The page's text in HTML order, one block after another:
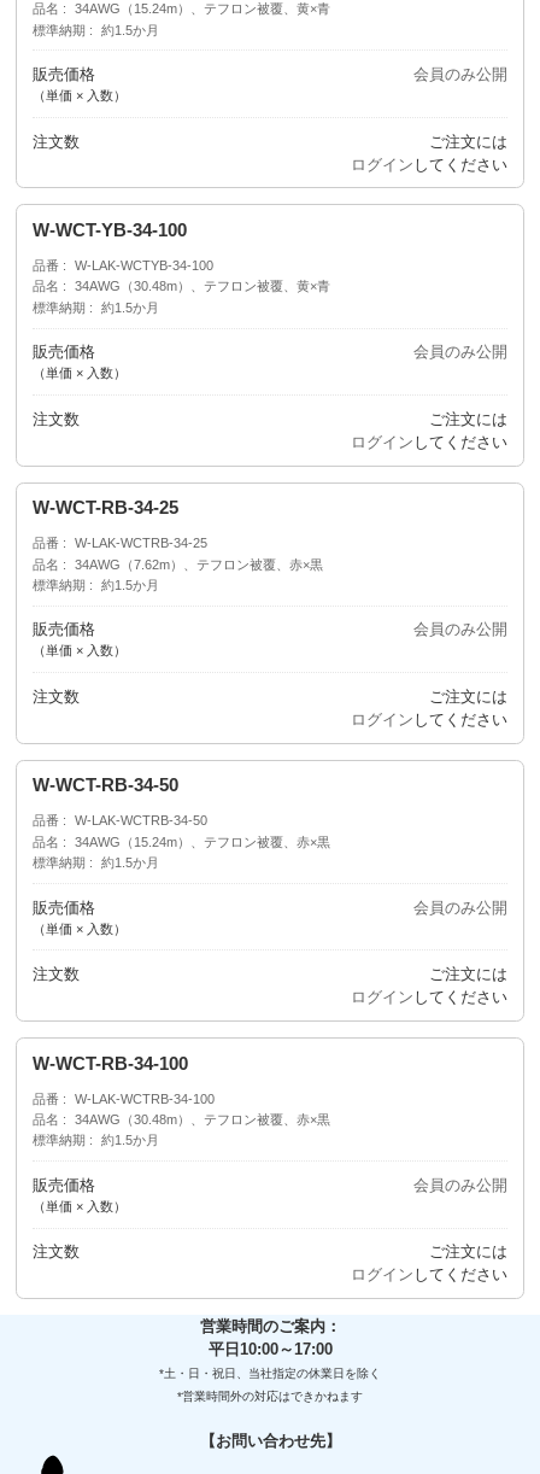
品名
34AWG（15.24m）、テフロン被覆、黄×青
標準納期
約1.5か月
販売価格
（単価 × 入数）
会員のみ公開
注文数
ご注文には
ログイン してください
W-WCT-YB-34-100
品番
W-LAK-WCTYB-34-100
品名
34AWG（30.48m）、テフロン被覆、黄×青
標準納期
約1.5か月
販売価格
（単価 × 入数）
会員のみ公開
注文数
ご注文には
ログイン してください
W-WCT-RB-34-25
品番
W-LAK-WCTRB-34-25
品名
34AWG（7.62m）、テフロン被覆、赤×黒
標準納期
約1.5か月
販売価格
（単価 × 入数）
会員のみ公開
注文数
ご注文には
ログイン してください
W-WCT-RB-34-50
品番
W-LAK-WCTRB-34-50
品名
34AWG（15.24m）、テフロン被覆、赤×黒
標準納期
約1.5か月
販売価格
（単価 × 入数）
会員のみ公開
注文数
ご注文には
ログイン してください
W-WCT-RB-34-100
品番
W-LAK-WCTRB-34-100
品名
34AWG（30.48m）、テフロン被覆、赤×黒
標準納期
約1.5か月
販売価格
（単価 × 入数）
会員のみ公開
注文数
ご注文には
ログイン してください
営業時間のご案内：
平日10:00～17:00
*土・日・祝日、当社指定の休業日を除く
*営業時間外の対応はできかねます
【お問い合わせ先】